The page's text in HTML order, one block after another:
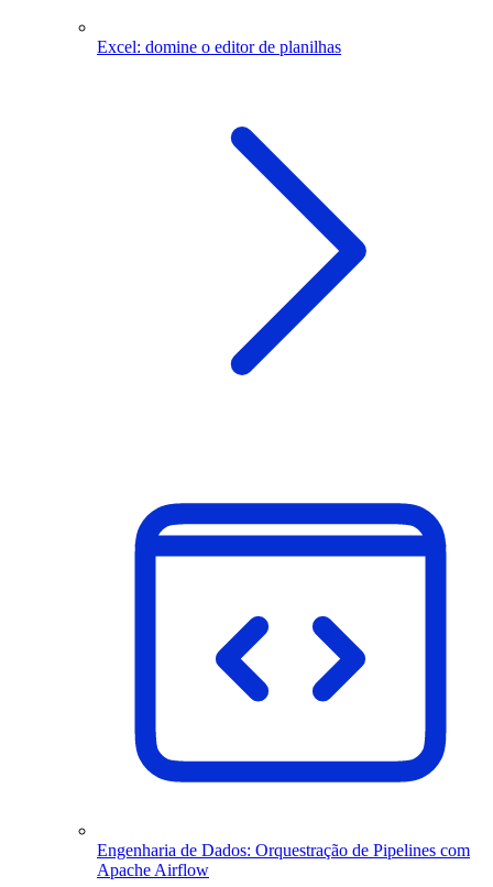
Excel: domine o editor de planilhas
Engenharia de Dados: Orquestração de Pipelines com
Apache Airflow